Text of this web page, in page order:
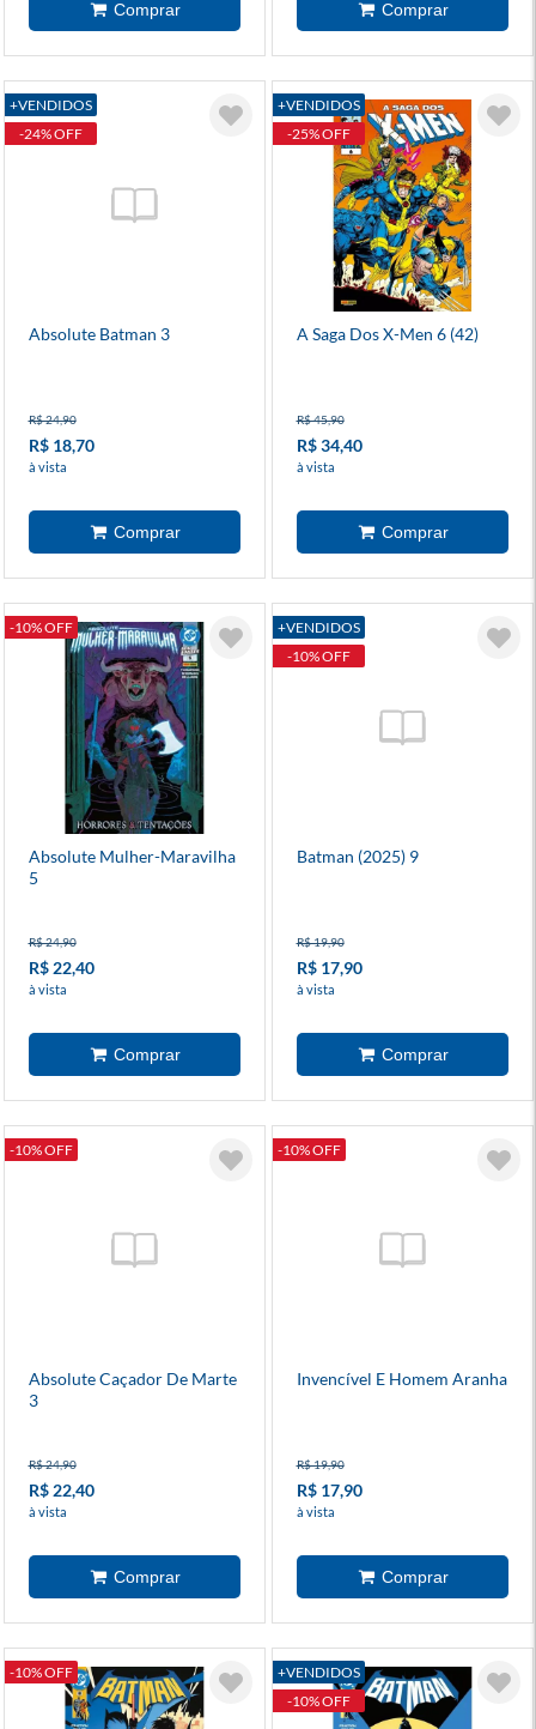
+VENDIDOS
-24% OFF
Absolute Batman 3
R$ 24,90
R$ 18,70
à vista
+VENDIDOS
-25% OFF
A Saga Dos X-Men 6 (42)
R$ 45,90
R$ 34,40
à vista
-10% OFF
Absolute Mulher-Maravilha
5
R$ 24,90
R$ 22,40
à vista
+VENDIDOS
-10% OFF
Batman (2025) 9
R$ 19,90
R$ 17,90
à vista
-10% OFF
Absolute Caçador De Marte
3
R$ 24,90
R$ 22,40
à vista
-10% OFF
Invencível E Homem Aranha
R$ 19,90
R$ 17,90
à vista
-10% OFF
+VENDIDOS
-10% OFF